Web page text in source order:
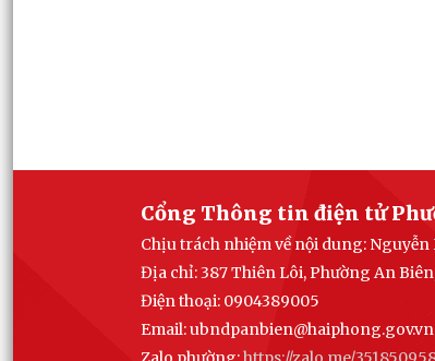
Cổng Thông tin điện tử
Chịu trách nhiệm về nội dung:
Địa chỉ: 387 Thiên Lôi, Phường An
Điện thoại: 0904389005
Email:ubndpanbien@haiphong.gov.vn